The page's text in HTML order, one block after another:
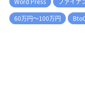
60万円～100万円